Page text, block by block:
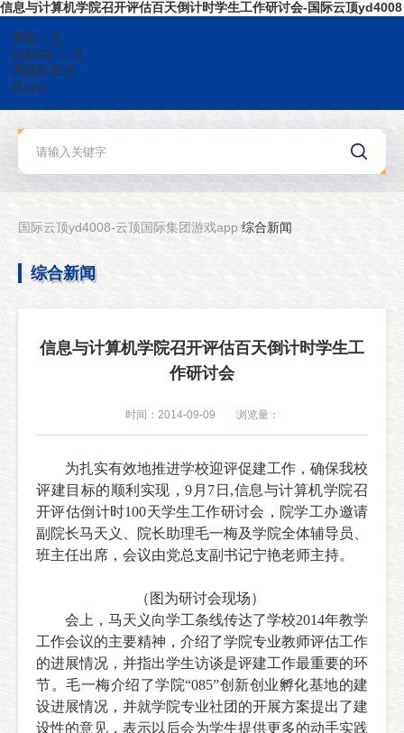
信息与计算机学院召开评估百天倒计时学生工作研讨会-国际云顶yd4008
国际云顶
yd4008-云顶
国际集团游
戏app
国际云顶yd4008-云顶国际集团游戏app 综合新闻
综合新闻
信息与计算机学院召开评估百天倒计时学生工
作研讨会
时间：2014-09-09 浏览量：
为扎实有效地推进学校迎评促建工作， 确保我校
评建目标的顺利实现，9月7日,信息与计算机学院召
开评估倒计时100天学生工作研讨会，院学工办邀请
副院长马天义、院长助理毛一梅及学院全体辅导员、
班主任出席，会议由党总支副书记宁艳老师主持。
（图为研讨会现场）
会上，马天义向学工条线传达了学校2014年教学
工作会议的主要精神，介绍了学院专业教师评估工作
的进展情况，并指出学生访谈是评建工作最重要的环
节。毛一梅介绍了学院“085”创新创业孵化基地的建
设进展情况，并就学院专业社团的开展方案提出了建
设性的意见，表示以后会为学生提供更多的动手实践